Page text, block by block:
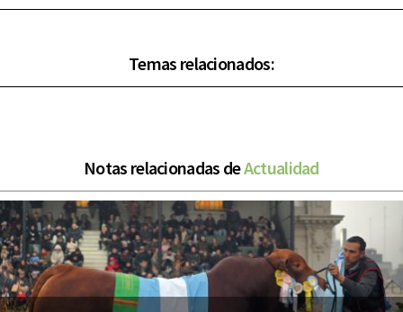
Temas relacionados:
Notas relacionadas deActualidad